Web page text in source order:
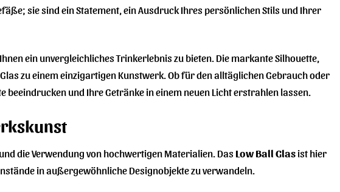
sie sind ein Statement, ein Ausdruck Ihres persönlichen Stils und Ihrer
ein unvergleichliches Trinkerlebnis zu bieten. Die markante Silhouette,
zu einem einzigartigen Kunstwerk. Ob für den alltäglichen Gebrauch oder
beeindrucken und Ihre Getränke in einem neuen Licht erstrahlen lassen.
die Verwendung von hochwertigen Materialien. Das Low Ball Glasist hier
in außergewöhnliche Designobjekte zu verwandeln.